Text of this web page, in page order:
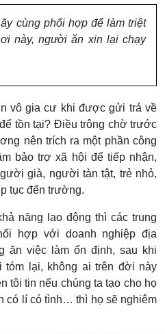
cùng phối hợp để làm triệt
này, người ăn xin lại chạy
vô gia cư khi được gửi trả về
tồn tại? Điều trông chờ trước
nên trích ra một phần công
bảo trợ xã hội để tiếp nhận,
già, người tàn tật, trẻ nhỏ,
tục đến trường.
năng lao động thì các trung
hợp với doanh nghiệp địa
ăn việc làm ổn định, sau khi
tóm lại, không ai trên đời này
tôi tin nếu chúng ta tạo cho họ
có lí có tình… thì họ sẽ nghiêm